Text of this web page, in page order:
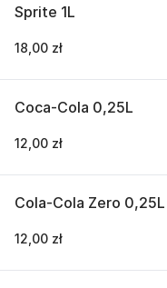
Sprite 1L
18,00 zł
Coca-Cola 0,25L
12,00 zł
Cola-Cola Zero 0,25L
12,00 zł